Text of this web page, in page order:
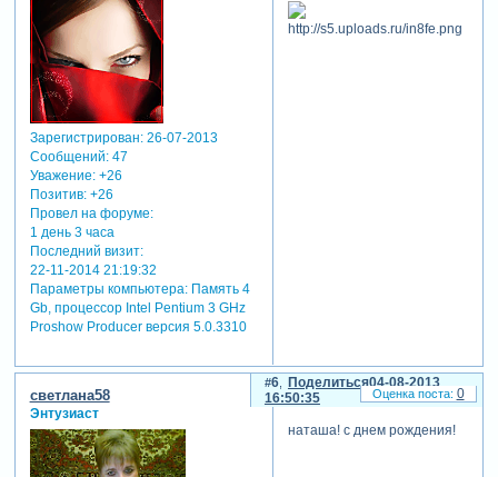
Зарегистрирован: 26-07-2013
Сообщений:47
Уважение: +26
Позитив: +26
Провел на форуме:
1 день 3 часа
Последний визит:
22-11-2014 21:19:32
Параметры компьютера:Память 4
Gb, процессор Intel Pentium 3 GHz
Proshow Producer версия 5.0.3310
Поделиться
6
04-08-2013
16:50:35
светлана58
Энтузиаст
наташа! с днем рождения!
0